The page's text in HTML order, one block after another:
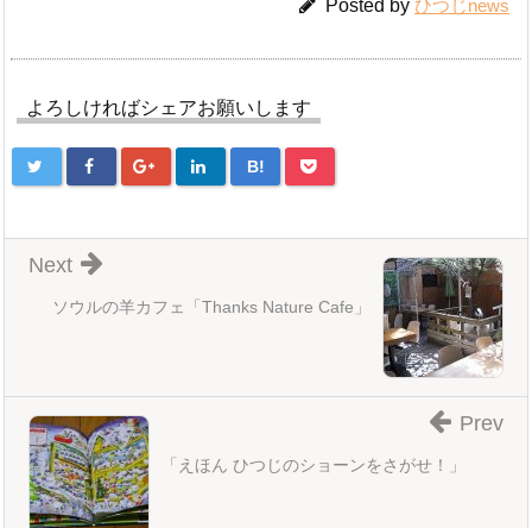
Posted by ひつじnews
よろしければシェアお願いします
B!
ソウルの羊カフェ「Thanks Nature Cafe」
Next
「えほん ひつじのショーンをさがせ！」
Prev